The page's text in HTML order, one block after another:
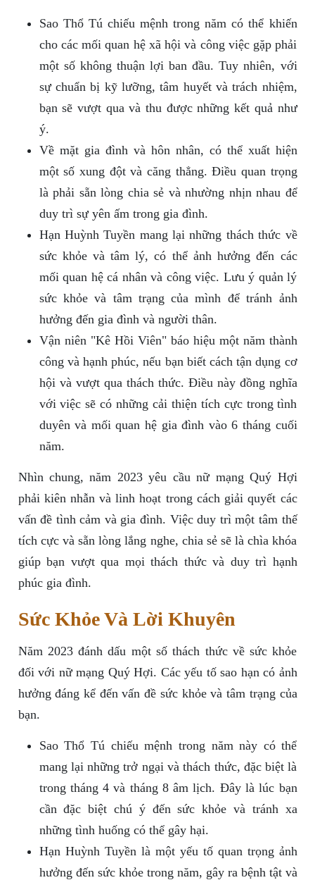
Sao Thổ Tú chiếu mệnh trong năm có thể khiến
cho các mối quan hệ xã hội và công việc gặp phải
một số không thuận lợi ban đầu. Tuy nhiên, với
sự chuẩn bị kỹ lưỡng, tâm huyết và trách nhiệm,
bạn sẽ vượt qua và thu được những kết quả như
ý.
Về mặt gia đình và hôn nhân, có thể xuất hiện
một số xung đột và căng thẳng. Điều quan trọng
là phải sẵn lòng chia sẻ và nhường nhịn nhau để
duy trì sự yên ấm trong gia đình.
Hạn Huỳnh Tuyền mang lại những thách thức về
sức khỏe và tâm lý, có thể ảnh hưởng đến các
mối quan hệ cá nhân và công việc. Lưu ý quản lý
sức khỏe và tâm trạng của mình để tránh ảnh
hưởng đến gia đình và người thân.
Vận niên "Kê Hồi Viên" báo hiệu một năm thành
công và hạnh phúc, nếu bạn biết cách tận dụng cơ
hội và vượt qua thách thức. Điều này đồng nghĩa
với việc sẽ có những cải thiện tích cực trong tình
duyên và mối quan hệ gia đình vào 6 tháng cuối
năm.
Nhìn chung, năm 2023 yêu cầu nữ mạng Quý Hợi
phải kiên nhẫn và linh hoạt trong cách giải quyết các
vấn đề tình cảm và gia đình. Việc duy trì một tâm thế
tích cực và sẵn lòng lắng nghe, chia sẻ sẽ là chìa khóa
giúp bạn vượt qua mọi thách thức và duy trì hạnh
phúc gia đình.
Sức Khỏe Và Lời Khuyên
Năm 2023 đánh dấu một số thách thức về sức khỏe
đối với nữ mạng Quý Hợi. Các yếu tố sao hạn có ảnh
hưởng đáng kể đến vấn đề sức khỏe và tâm trạng của
bạn.
Sao Thổ Tú chiếu mệnh trong năm này có thể
mang lại những trở ngại và thách thức, đặc biệt là
trong tháng 4 và tháng 8 âm lịch. Đây là lúc bạn
cần đặc biệt chú ý đến sức khỏe và tránh xa
những tình huống có thể gây hại.
Hạn Huỳnh Tuyền là một yếu tố quan trọng ảnh
hưởng đến sức khỏe trong năm, gây ra bệnh tật và